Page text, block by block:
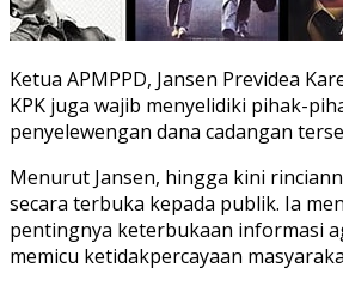
Ketua APMPPD, Jansen Previdea
KPK juga wajib menyelidiki pihak-
penyelewengan dana cadangan
Menurut Jansen, hingga kini
secara terbuka kepada publik. Ia
pentingnya keterbukaan informasi
memicu ketidakpercayaan